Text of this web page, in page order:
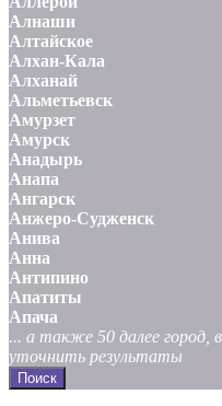
Алнаши
Алтайское
Алхан-Кала
Алханай
Альметьевск
Амурзет
Амурск
Анадырь
Анапа
Ангарск
Анжеро-Судженск
Анива
Анна
Антипино
Апатиты
Апача
... а также 50 далее город,
уточнить результаты
Поиск